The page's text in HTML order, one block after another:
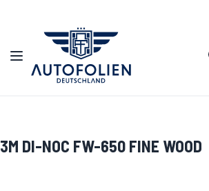
Navigation umschalten
3M DI-NOC FW-650 FINE WOOD